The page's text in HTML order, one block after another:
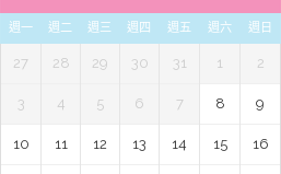
週一 週二 週三 週四 週五 週六 週日
27 28 29 30 31 1 2
3 4 5 6 7 8 9
10 11 12 13 14 15 16